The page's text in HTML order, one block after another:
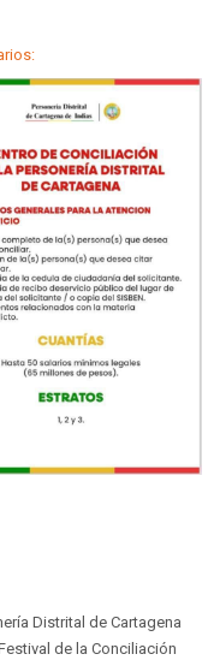
Distrital de Cartagena
de la Conciliación